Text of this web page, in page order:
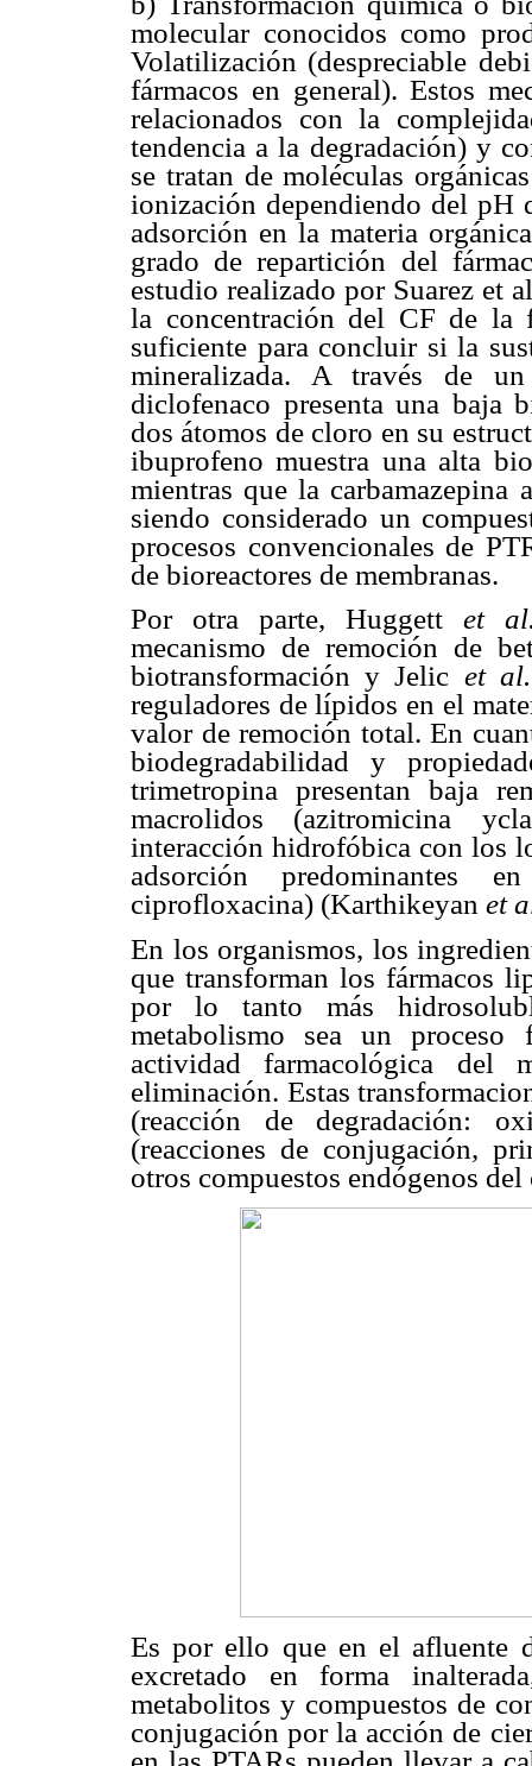
molecular conocidos como
Volatilización (despreciable
fármacos en general). Estos
relacionados con la
tendencia a la degradación) y
se tratan de moléculas
ionización dependiendo del pH
adsorción en la materia
grado de repartición del
estudio realizado por Suarez et
la concentración del CF de la
suficiente para concluir si la
mineralizada. A través de
diclofenaco presenta una baja
dos átomos de cloro en su
ibuprofeno muestra una alta
mientras que la
siendo considerado un
procesos convencionales de
de bioreactores de membranas.
Por otra parte, Huggett et
mecanismo de remoción de
biotransformación y Jelic et
reguladores de lípidos en el
valor de remoción total. En
biodegradabilidad y
trimetropina presentan baja
macrolidos (azitromicina
interacción hidrofóbica con los
adsorción predominantes
ciprofloxacina) (Karthikeyan et
En los organismos, los
que transforman los fármacos
por lo tanto más
metabolismo sea un proceso
actividad farmacológica del
eliminación. Estas
(reacción de degradación:
(reacciones de conjugación,
otros compuestos endógenos del
Es por ello que en el afluente
excretado en forma
metabolitos y compuestos de
conjugación por la acción de